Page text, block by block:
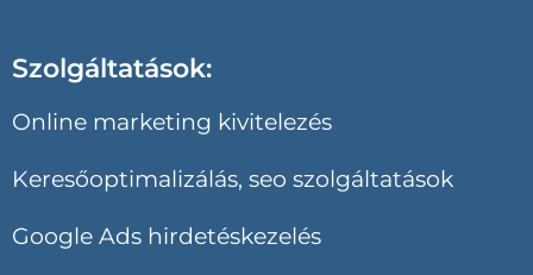
Szolgáltatások:
Online marketing kivitelezés
Keresőoptimalizálás, seo szolgáltatások
Google Ads hirdetéskezelés